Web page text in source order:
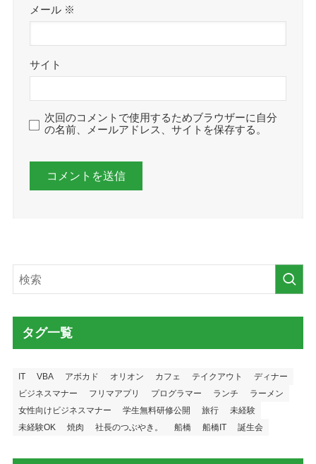
メール ※
サイト
次回のコメントで使用するためブラウザーに自分
の名前、メールアドレス、サイトを保存する。
タグ一覧
IT VBA アボカド オリオン カフェ テイクアウト
ディナー
ビジネスマナー
フリマアプリ プログラマー ランチ
ラーメン
女性向けビジネスマナー
学生無料研修公開 旅行
未経験
未経験OK
焼肉 社長のつぶやき。 船橋 船橋IT 誕生会